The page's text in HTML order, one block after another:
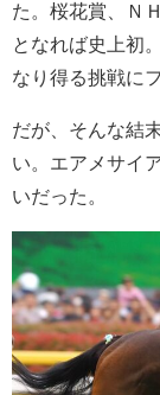
た。桜花賞、Ｎ
となれば史上初
なり得る挑戦に
だが、そんな結
い。エアメサイ
いだった。